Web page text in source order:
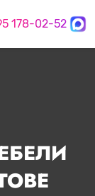
178-02-52